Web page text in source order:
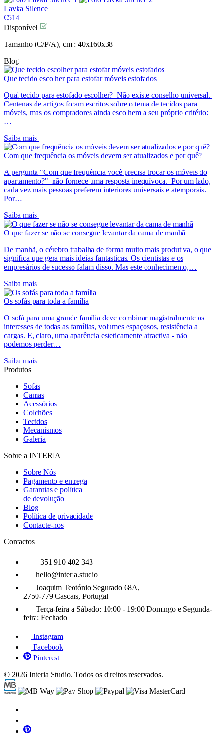
Lavka Silence
€514
Disponível
Tamanho (C/P/A), cm.: 40x160x38
Blog
Que tecido escolher para estofar móveis estofados
Qual tecido para estofado escolher? Não existe conselho universal.
Centenas de artigos foram escritos sobre o tema de tecidos para
móveis, mas os compradores ainda escolhem a seu próprio critério:
…
Saiba mais
Com que frequência os móveis devem ser atualizados e por quê?
A pergunta "Com que frequência você precisa trocar os móveis do
apartamento?" não fornece uma resposta inequívoca. Por um lado,
cada vez mais pessoas preferem interiores universais e atemporais.
Por…
Saiba mais
O que fazer se não se consegue levantar da cama de manhã
De manhã, o cérebro trabalha de forma muito mais produtiva, o que
significa que gera mais ideias fantásticas. Os cientistas e os
empresários de sucesso falam disso. Mas este conhecimento,…
Saiba mais
Os sofás para toda a família
O sofá para uma grande família deve combinar magistralmente os
interesses de todas as famílias, volumes espaçosos, resistência a
cargas. E, claro, uma aparência esteticamente atractiva - não
podemos perder…
Saiba mais
Produtos
Sofás
Camas
Acessórios
Colchões
Tecidos
Mecanismos
Galeria
Sobre a INTERIA
Sobre Nós
Pagamento e entrega
Garantias e política
de devolução
Blog
Política de privacidade
Contacte-nos
Contactos
+351 910 402 343
hello@interia.studio
Joaquim Teotónio Segurado 68A,
2750-779 Cascais, Portugal
Terça-feira a Sábado: 10:00 - 19:00 Domingo e Segunda-
feira: Fechado
Instagram
Facebook
Pinterest
© 2026 Interia Studio. Todos os direitos reservados.